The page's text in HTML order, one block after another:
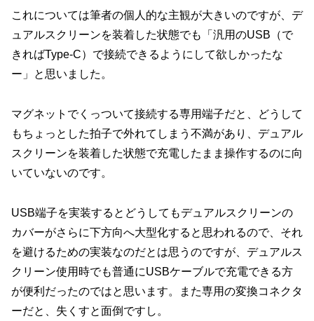
これについては筆者の個人的な主観が大きいのですが、デ
ュアルスクリーンを装着した状態でも「汎用のUSB（で
きればType-C）で接続できるようにして欲しかったな
ー」と思いました。
マグネットでくっついて接続する専用端子だと、どうして
もちょっとした拍子で外れてしまう不満があり、デュアル
スクリーンを装着した状態で充電したまま操作するのに向
いていないのです。
USB端子を実装するとどうしてもデュアルスクリーンの
カバーがさらに下方向へ大型化すると思われるので、それ
を避けるための実装なのだとは思うのですが、デュアルス
クリーン使用時でも普通にUSBケーブルで充電できる方
が便利だったのではと思います。また専用の変換コネクタ
ーだと、失くすと面倒ですし。